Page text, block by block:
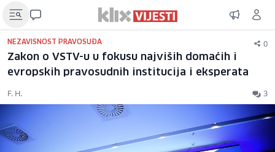
NEZAVISNOST PRAVOSUĐA 0
Zakon o VSTV-u u fokusu najviših domaćih i
evropskih pravosudnih institucija i eksperata
F. H. 3